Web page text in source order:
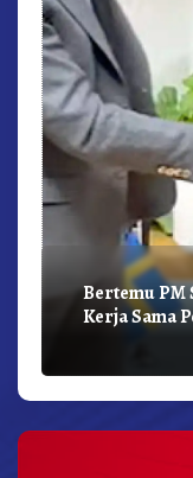
Bertemu PM
Kerja Sama